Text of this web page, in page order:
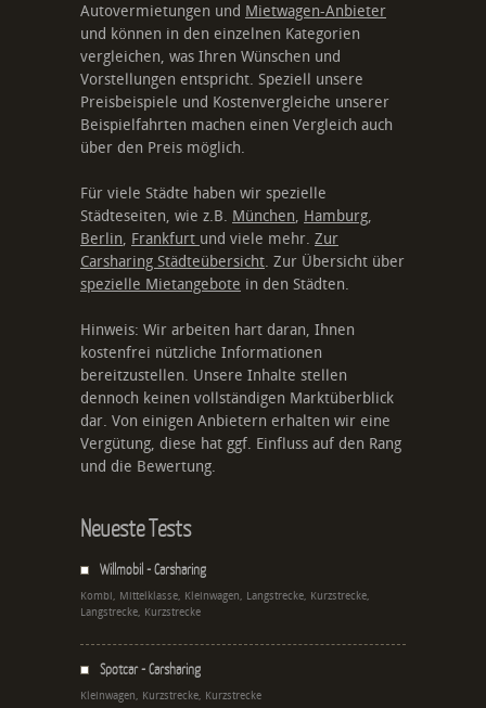
Autovermietungen und Mietwagen-Anbieter
und können in den einzelnen Kategorien
vergleichen, was Ihren Wünschen und
Vorstellungen entspricht. Speziell unsere
Preisbeispiele und Kostenvergleiche unserer
Beispielfahrten machen einen Vergleich auch
über den Preis möglich.
Für viele Städte haben wir spezielle
Städteseiten, wie z.B. München, Hamburg,
Berlin, Frankfurt und viele mehr. Zur
Carsharing Städteübersicht. Zur Übersicht über
spezielle Mietangebote in den Städten.
Hinweis: Wir arbeiten hart daran, Ihnen
kostenfrei nützliche Informationen
bereitzustellen. Unsere Inhalte stellen
dennoch keinen vollständigen Marktüberblick
dar. Von einigen Anbietern erhalten wir eine
Vergütung, diese hat ggf. Einfluss auf den Rang
und die Bewertung.
Neueste Tests
Willmobil - Carsharing
Kombi, Mittelklasse, Kleinwagen, Langstrecke, Kurzstrecke,
Langstrecke, Kurzstrecke
Spotcar - Carsharing
Kleinwagen, Kurzstrecke, Kurzstrecke